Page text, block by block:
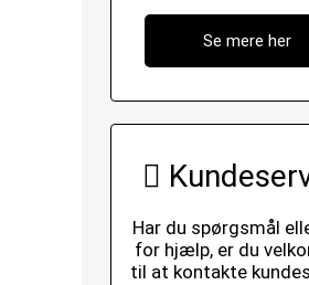
Se mere her
Har du spørgsmål
for hjælp, er du
til at kontakte